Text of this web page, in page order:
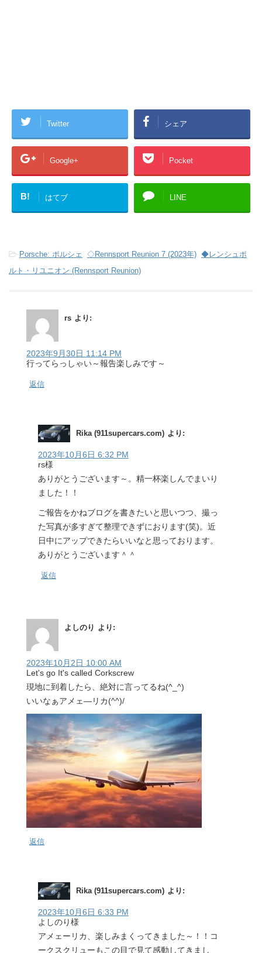
Twitter シェア
Google+ Pocket
B! はてブ LINE
-Porsche: ポルシェ , ◇Rennsport Reunion 7 (2023年), ◆レンシュポ
ルト・リユニオン (Rennsport Reunion)
rs より:
2023年9月30日 11:14 PM
行ってらっしゃい～報告楽しみです～
返信
Rika (911supercars.com) より:
2023年10月6日 6:32 PM
rs様
ありがとうございます～。精一杯楽しんでまいり
ました！！
ご報告をかねブログを書きたいと思いつつ、撮っ
た写真が多すぎて整理できずにおります(笑)。近
日中にアップできたらいいなと思っております。
ありがとうございます＾＾
返信
よしのり より:
2023年10月2日 10:00 AM
Let's go It's called Corkscrew
現地に到着したら、絶対に言ってるね(^_^)
いいなぁアメェ―リカ(^^)/
返信
Rika (911supercars.com) より:
2023年10月6日 6:33 PM
よしのり様
アメェーリカ、楽しみまくってきました～！！コ
ークスクリューもこの目で見て感動してきまし